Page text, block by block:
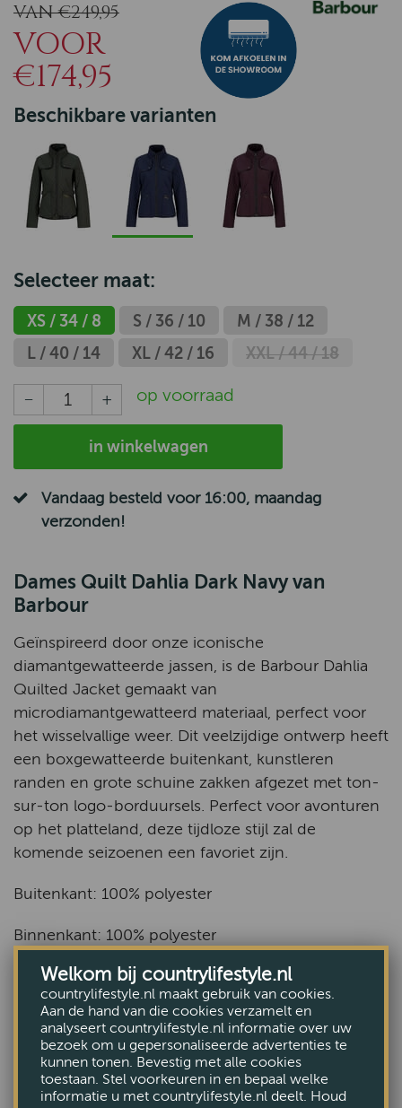
VAN €249,95
VOOR
€174,95
Beschikbare varianten
Selecteer maat:
XS / 34 / 8 S / 36 / 10
M / 38 / 12
L / 40 / 14
XL / 42 / 16 XXL / 44 / 18
op voorraad
in winkelwagen
Vandaag besteld voor 16:00, maandag
verzonden!
Dames Quilt Dahlia Dark Navy van
Barbour
Geïnspireerd door onze iconische
diamantgewatteerde jassen, is de Barbour Dahlia
Quilted Jacket gemaakt van
microdiamantgewatteerd materiaal, perfect voor
het wisselvallige weer. Dit veelzijdige ontwerp heeft
een boxgewatteerde buitenkant, kunstleren
randen en grote schuine zakken afgezet met ton-
sur-ton logo-borduursels. Perfect voor avonturen
op het platteland, deze tijdloze stijl zal de
komende seizoenen een favoriet zijn.
Buitenkant: 100% polyester
Binnenkant: 100% polyester
Ruglengte: 66 cm
Machinewasbaar op 30 °C
Apart wassen
Bekijk alle Jassen
Welkom bij countrylifestyle.nl
countrylifestyle.nl maakt gebruik van cookies.
Aan de hand van die cookies verzamelt en
analyseert countrylifestyle.nl informatie over uw
bezoek om u gepersonaliseerde advertenties te
kunnen tonen. Bevestig met alle cookies
toestaan. Stel voorkeuren in en bepaal welke
informatie u met countrylifestyle.nl deelt. Houd